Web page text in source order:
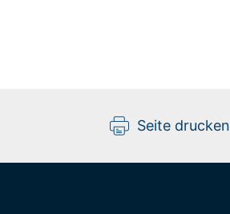
Seite drucken